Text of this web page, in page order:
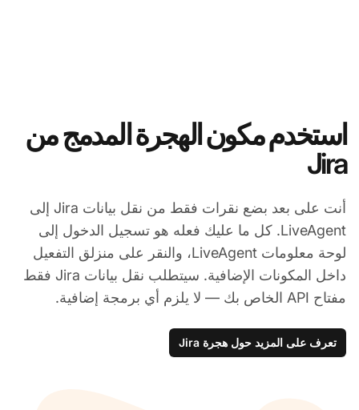
استخدم مكون الهجرة المدمج من
Jira
أنت على بعد بضع نقرات فقط من نقل بيانات Jira إلى
LiveAgent. كل ما عليك فعله هو تسجيل الدخول إلى
لوحة معلومات LiveAgent، والنقر على منزلق التفعيل
داخل المكونات الإضافية. سيتطلب نقل بيانات Jira فقط
مفتاح API الخاص بك — لا يلزم أي برمجة إضافية.
تعرف على المزيد حول هجرة Jira